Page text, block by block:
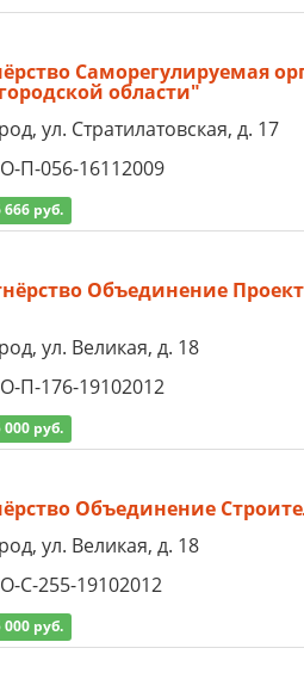
Саморегулируемая
области"
ул. Стратилатовская, д. 17
П-056-16112009
руб.
Объединение
ул. Великая, д. 18
П-176-19102012
руб.
Объединение
ул. Великая, д. 18
С-255-19102012
руб.